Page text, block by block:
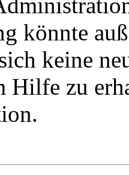
könnte
keine
Hilfe zu